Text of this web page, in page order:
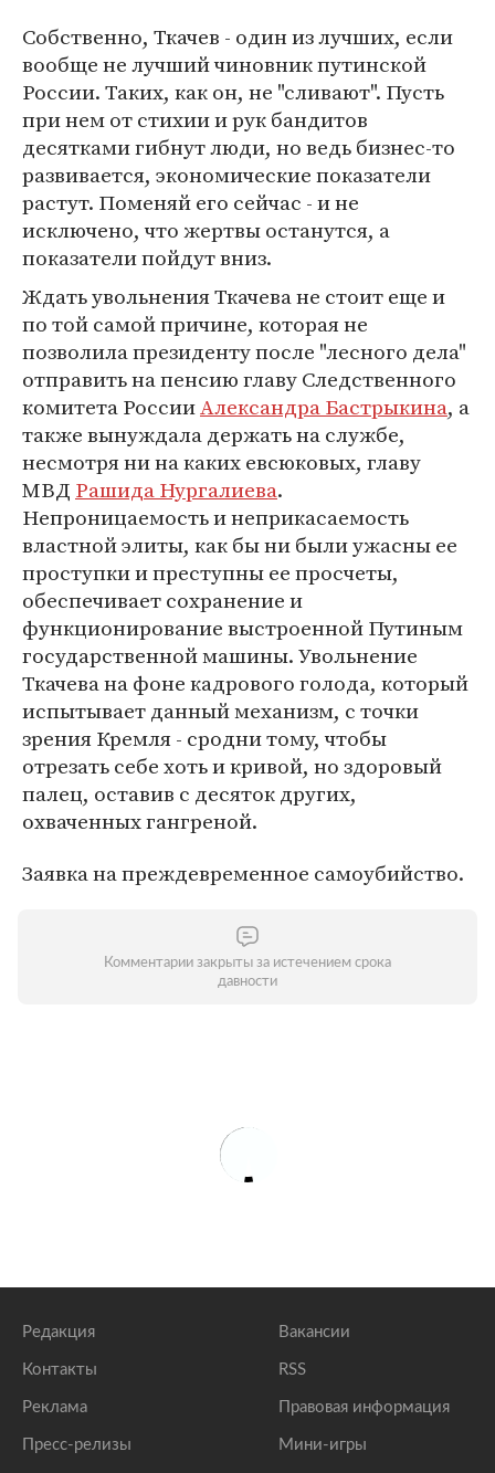
Собственно, Ткачев - один из лучших, если
вообще не лучший чиновник путинской
России. Таких, как он, не "сливают". Пусть
при нем от стихии и рук бандитов
десятками гибнут люди, но ведь бизнес-то
развивается, экономические показатели
растут. Поменяй его сейчас - и не
исключено, что жертвы останутся, а
показатели пойдут вниз.
Ждать увольнения Ткачева не стоит еще и
по той самой причине, которая не
позволила президенту после "лесного дела"
отправить на пенсию главу Следственного
комитета РоссииАлександра Бастрыкина, а
также вынуждала держать на службе,
несмотря ни на каких евсюковых, главу
МВД Рашида Нургалиева.
Непроницаемость и неприкасаемость
властной элиты, как бы ни были ужасны ее
проступки и преступны ее просчеты,
обеспечивает сохранение и
функционирование выстроенной Путиным
государственной машины. Увольнение
Ткачева на фоне кадрового голода, который
испытывает данный механизм, с точки
зрения Кремля - сродни тому, чтобы
отрезать себе хоть и кривой, но здоровый
палец, оставив с десяток других,
охваченных гангреной.
Заявка на преждевременное самоубийство.
Комментарии закрыты за истечением срока
давности
Редакция
Контакты
Реклама
Пресс-релизы
Вакансии
RSS
Правовая информация
Мини-игры